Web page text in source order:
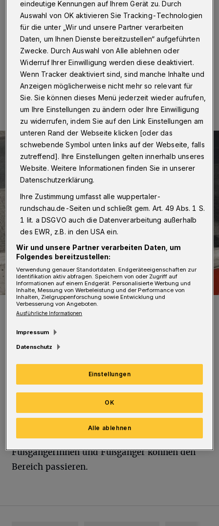
Wuppertal·Die Wuppertaler Stadtwerke (WSW)
arbeiten ab Donnerstag (13. August 2020) in der
Springer Straße an einer defekten Kanalleitung.
07.08.2020 , 09:20 Uhr Eine Minute Lesezeit
Symbolbild.
Foto: Wuppertaler Rundschau / jak
Dazu muss die Springer Straße etwa zwei
Wochen lang zwischen Haus 33 und der Straße
Im Springen gesperrt werden. Eine Durchfahrt
ist nicht möglich. Die Springer Straße ist von
der Gerdastraße aus als Sackgasse befahrbar.
Fußgängerinnen und Fußgänger können den
Bereich passieren.
eindeutige Kennungen auf Ihrem Gerät zu. Durch
Auswahl von OK aktivieren Sie Tracking-Technologien
für die unter „Wir und unsere Partner verarbeiten
Daten, um Ihnen Dienste bereitzustellen“ aufgeführten
Zwecke. Durch Auswahl von Alle ablehnen oder
Widerruf Ihrer Einwilligung werden diese deaktiviert.
Wenn Tracker deaktiviert sind, sind manche Inhalte und
Anzeigen möglicherweise nicht mehr so relevant für
Sie. Sie können dieses Menü jederzeit wieder aufrufen,
um Ihre Einstellungen zu ändern oder Ihre Einwilligung
zu widerrufen, indem Sie auf den Link Einstellungen am
unteren Rand der Webseite klicken [oder das
schwebende Symbol unten links auf der Webseite, falls
zutreffend]. Ihre Einstellungen gelten innerhalb unseres
Website. Weitere Informationen finden Sie in unserer
Datenschutzerklärung.
Ihre Zustimmung umfasst alle wuppertaler-
rundschau.de-Seiten und schließt gem. Art. 49 Abs. 1 S.
1 lit. a DSGVO auch die Datenverarbeitung außerhalb
des EWR, z.B. in den USA ein.
Wir und unsere Partner verarbeiten Daten, um
Folgendes bereitzustellen:
Verwendung genauer Standortdaten. Endgeräteeigenschaften zur
Identifikation aktiv abfragen. Speichern von oder Zugriff auf
Informationen auf einem Endgerät. Personalisierte Werbung und
Inhalte, Messung von Werbeleistung und der Performance von
Inhalten, Zielgruppenforschung sowie Entwicklung und
Verbesserung von Angeboten.
Ausführliche Informationen
Impressum
Datenschutz
Einstellungen
Alle ablehnen
OK